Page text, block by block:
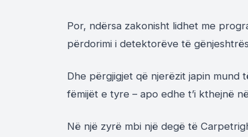
Por, ndërsa zakonisht lidhet me
përdorimi i detektorëve të
Dhe përgjigjet që njerëzit japin mund
fëmijët e tyre – apo edhe t’i kthejnë
Në një zyrë mbi një degë të